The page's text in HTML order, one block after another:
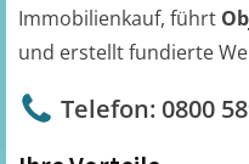
Immobilienkauf, führt
und erstellt fundierte
Telefon: 0800